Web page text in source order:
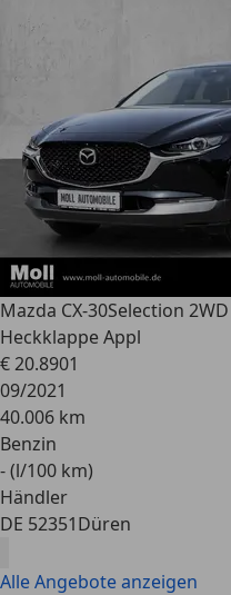
Mazda CX-30Selection 2WD
Heckklappe Appl
€ 20.8901
09/2021
40.006 km
Benzin
- (l/100 km)
Händler
DE 52351Düren
Alle Angebote anzeigen